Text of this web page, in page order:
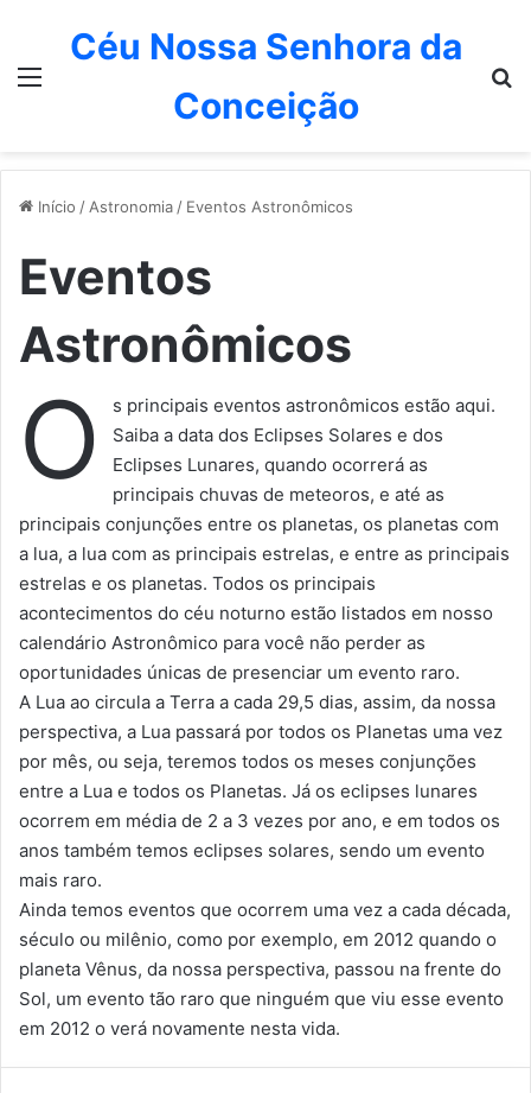
Céu Nossa Senhora da
Conceição
Início / Astronomia / Eventos Astronômicos
Eventos
Astronômicos
O
s principais eventos astronômicos estão aqui.
Saiba a data dos Eclipses Solares e dos
Eclipses Lunares, quando ocorrerá as
principais chuvas de meteoros, e até as
principais conjunções entre os planetas, os planetas com
a lua, a lua com as principais estrelas, e entre as principais
estrelas e os planetas. Todos os principais
acontecimentos do céu noturno estão listados em nosso
calendário Astronômico para você não perder as
oportunidades únicas de presenciar um evento raro.
A Lua ao circula a Terra a cada 29,5 dias, assim, da nossa
perspectiva, a Lua passará por todos os Planetas uma vez
por mês, ou seja, teremos todos os meses conjunções
entre a Lua e todos os Planetas. Já os eclipses lunares
ocorrem em média de 2 a 3 vezes por ano, e em todos os
anos também temos eclipses solares, sendo um evento
mais raro.
Ainda temos eventos que ocorrem uma vez a cada década,
século ou milênio, como por exemplo, em 2012 quando o
planeta Vênus, da nossa perspectiva, passou na frente do
Sol, um evento tão raro que ninguém que viu esse evento
em 2012 o verá novamente nesta vida.